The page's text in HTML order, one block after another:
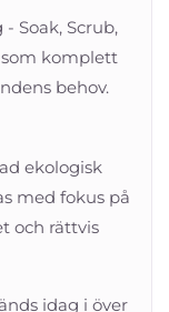
Soak, Scrub,
som komplett
behov.
ekologisk
med fokus på
och rättvis
idag i över